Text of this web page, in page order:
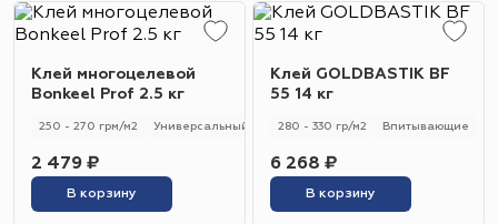
Клей многоцелевой
Bonkeel Prof 2.5 кг
250 - 270 грм/м2 Универсальный 250 - 270 гр/м2
2 479 ₽
В корзину
Клей GOLDBASTIK BF
55 14 кг
280 - 330 гр/м2 Впитывающие
6 268 ₽
В корзину